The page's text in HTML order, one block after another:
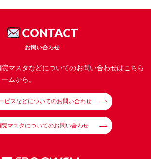
CONTACT
お問い合わせ
マスタなどについてのお問い合わせはこちら
ムから。
ビスなどについてのお問い合わせ
院マスタについてのお問い合わせ